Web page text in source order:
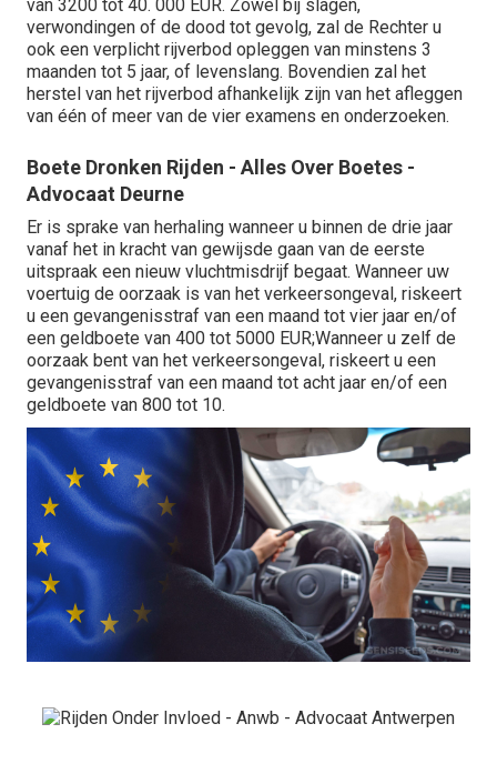
van 3200 tot 40. 000 EUR. Zowel bij slagen,
verwondingen of de dood tot gevolg, zal de Rechter u
ook een verplicht rijverbod opleggen van minstens 3
maanden tot 5 jaar, of levenslang. Bovendien zal het
herstel van het rijverbod afhankelijk zijn van het afleggen
van één of meer van de vier examens en onderzoeken.
Boete Dronken Rijden - Alles Over Boetes -
Advocaat Deurne
Er is sprake van herhaling wanneer u binnen de drie jaar
vanaf het in kracht van gewijsde gaan van de eerste
uitspraak een nieuw vluchtmisdrijf begaat. Wanneer uw
voertuig de oorzaak is van het verkeersongeval, riskeert
u een gevangenisstraf van een maand tot vier jaar en/of
een geldboete van 400 tot 5000 EUR;Wanneer u zelf de
oorzaak bent van het verkeersongeval, riskeert u een
gevangenisstraf van een maand tot acht jaar en/of een
geldboete van 800 tot 10.